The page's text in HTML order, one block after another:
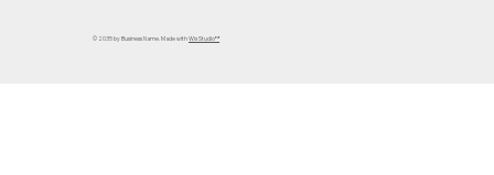
© 2035 by Business Name. Made withWix Studio™